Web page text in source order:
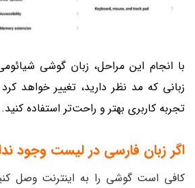
با انجام این مراحل، زبان گوشی
زبانی که مد نظر دارید، تغییر خواهد
تجربه کاربری بهتر و راحت‌تر استفاده کنید.
اگر زبان فارسی در لیست وجود
کافی است گوشی را به اینترنت وصل